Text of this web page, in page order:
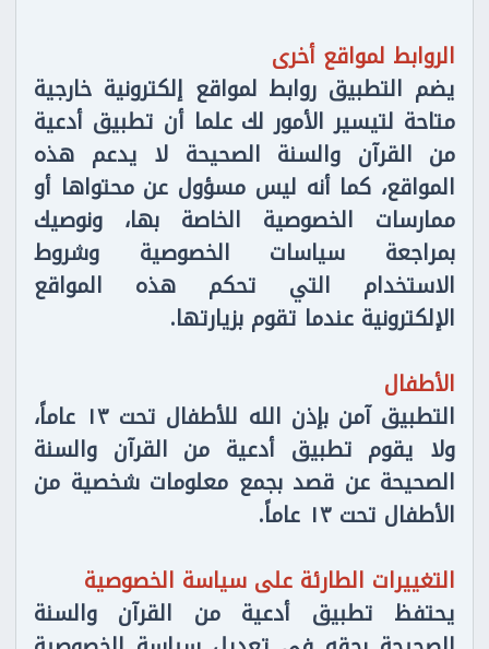
الروابط لمواقع أخرى
يضم التطبيق روابط لمواقع إلكترونية خارجية
متاحة لتيسير الأمور لك علما أن تطبيق أدعية
من القرآن والسنة الصحيحة لا يدعم هذه
المواقع، كما أنه ليس مسؤول عن محتواها أو
ممارسات الخصوصية الخاصة بها، ونوصيك
بمراجعة سياسات الخصوصية وشروط
الاستخدام التي تحكم هذه المواقع
الإلكترونية عندما تقوم بزيارتها.
الأطفال
التطبيق آمن بإذن الله للأطفال تحت ١٣ عاماً،
ولا يقوم تطبيق أدعية من القرآن والسنة
الصحيحة عن قصد بجمع معلومات شخصية من
الأطفال تحت ١٣ عاماً.
التغييرات الطارئة على سياسة الخصوصية
يحتفظ تطبيق أدعية من القرآن والسنة